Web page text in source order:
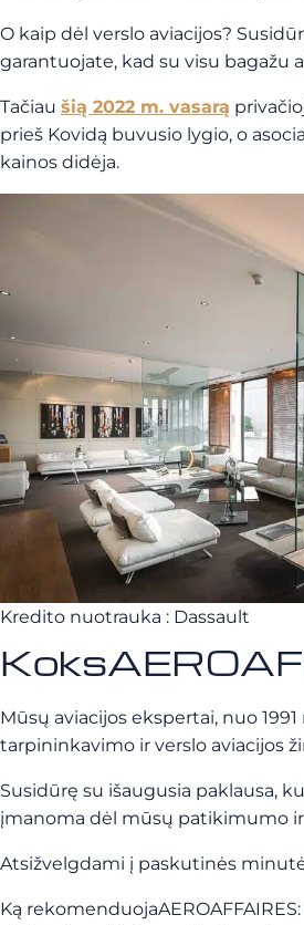
O kaip dėl verslo aviacijos?
garantuojate, kad su visu bagažu
Tačiau šią 2022 m. vasarą
prieš Kovidą buvusio lygio, o
kainos didėja.
Kredito nuotrauka : Dassault
Mūsų aviacijos ekspertai, nuo
tarpininkavimo ir verslo aviacijos
Susidūrę su išaugusia paklausa,
įmanoma dėl mūsų patikimumo
Atsižvelgdami į paskutinės
Ką